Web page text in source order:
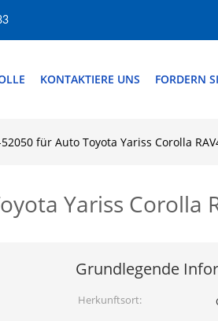
KONTAKTIERE UNS FORDERN
für Auto Toyota Yariss Corolla
Yariss Corolla
Grundlegende
Herkunftsort: